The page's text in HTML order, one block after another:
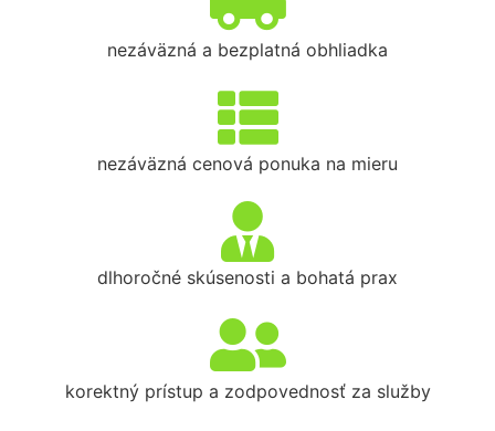
nezáväzná a bezplatná obhliadka
nezáväzná cenová ponuka na mieru
dlhoročné skúsenosti a bohatá prax
korektný prístup a zodpovednosť za služby